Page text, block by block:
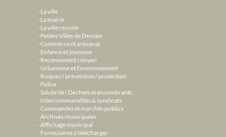
La ville
La mairie
La ville recrute
Petites Villes de Demain
Commerce et artisanat
Enfance et jeunesse
Recensement citoyen
Urbanisme et Environnement
Risques / prévention / protection
Police
Salubrité / Déchets et encombrants
Intercommunalités & syndicats
Commandes et marchés publics
Archives municipales
Affichage municipal
Formulaires à télécharger